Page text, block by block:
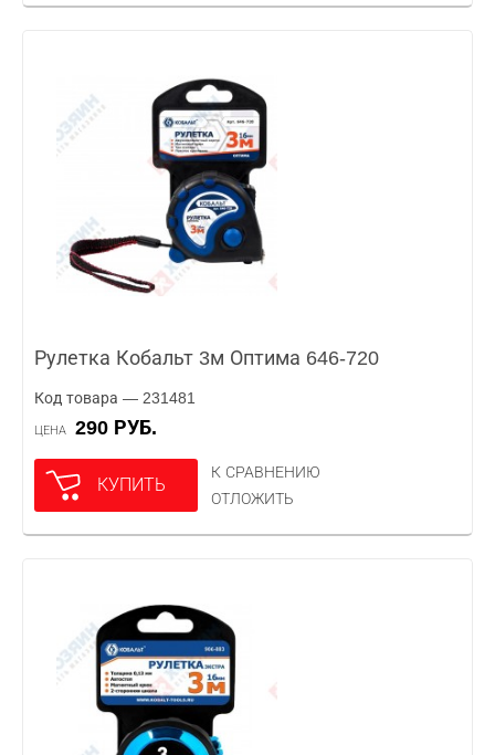
Рулетка Кобальт 3м Оптима 646-720
Код товара — 231481
ЦЕНА 290 РУБ.
КУПИТЬ
К СРАВНЕНИЮ
ОТЛОЖИТЬ